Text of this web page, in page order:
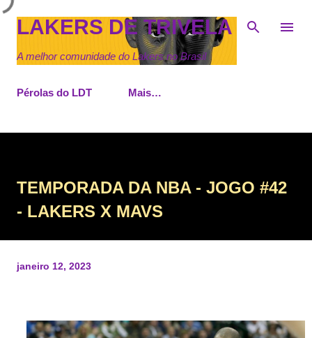
Pular para o conteúdo principal
LAKERS DE TRIVELA
A melhor comunidade do Lakers no Brasil
Pérolas do LDT Mais…
TEMPORADA DA NBA - JOGO #42
- LAKERS X MAVS
janeiro 12, 2023